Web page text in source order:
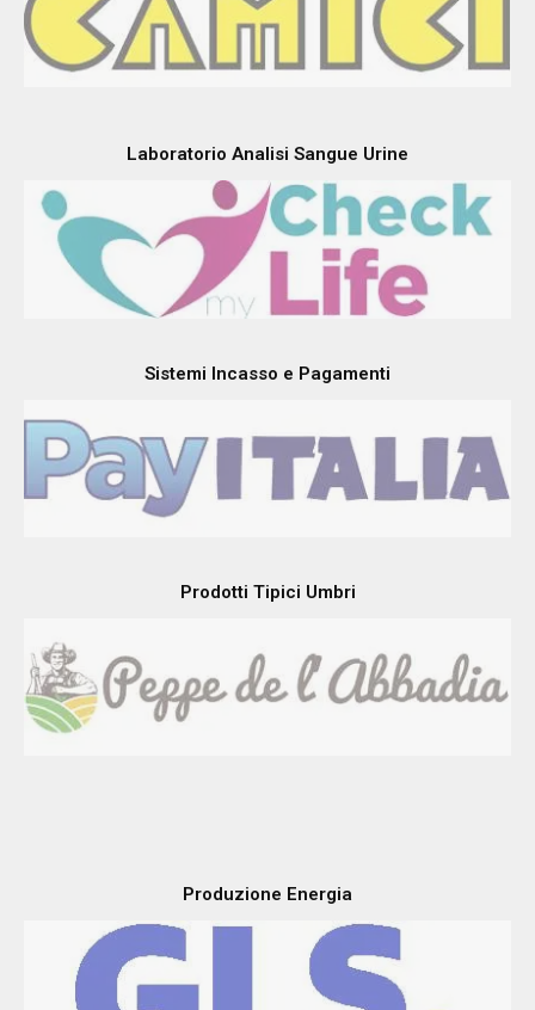
Laboratorio Analisi Sangue Urine
Sistemi Incasso e Pagamenti
Prodotti Tipici Umbri
Produzione Energia